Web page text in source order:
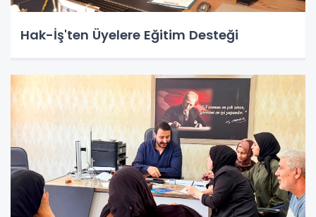
Hak-İş'ten Üyelere Eğitim Desteği